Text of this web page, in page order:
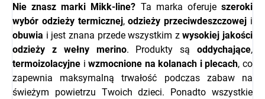
Nie znasz marki Mikk-line? Ta marka oferujeszeroki
wybór odzieży termicznej,odzieży przeciwdeszczowej i
obuwia i jest znana przede wszystkim zwysokiej jakości
odzieży z wełny merino. Produkty są oddychające,
termoizolacyjne iwzmocnione na kolanach i plecach, co
zapewnia maksymalną trwałość podczas zabaw na
świeżym powietrzu Twoich dzieci. Ponadto wszystkie